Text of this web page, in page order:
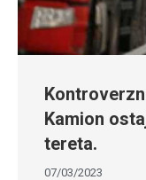
Kamion
tereta.
07/03/2023